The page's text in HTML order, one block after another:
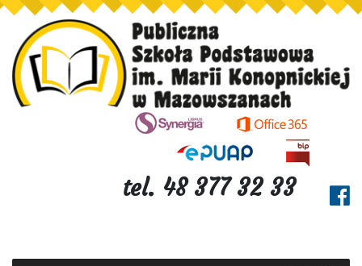
tel. 48 377 32 33